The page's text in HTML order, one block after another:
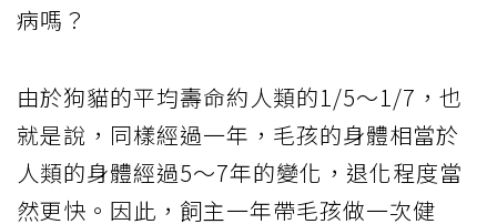
病嗎？
由於狗貓的平均壽命約人類的1/5～1/7，也
就是說，同樣經過一年，毛孩的身體相當於
人類的身體經過5～7年的變化，退化程度當
然更快。因此，飼主一年帶毛孩做一次健